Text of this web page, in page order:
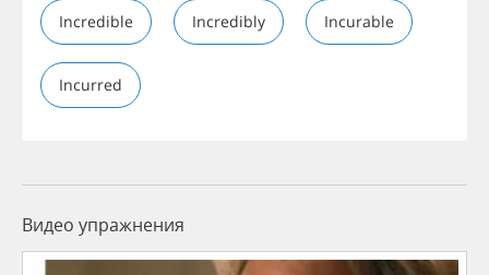
Incredible Incredibly Incurable
Incurred
Видео упражнения